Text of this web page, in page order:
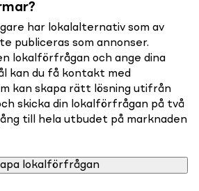
har lokalalternativ som av
publiceras som annonser.
lokalförfrågan och ange dina
kan du få kontakt med
kan skapa rätt lösning utifrån
skicka din lokalförfrågan på två
till hela utbudet på marknaden
lokalförfrågan